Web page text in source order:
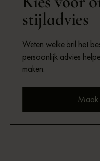
stijladvies
Weten welke bril het
persoonlijk advies
maken.
Maak